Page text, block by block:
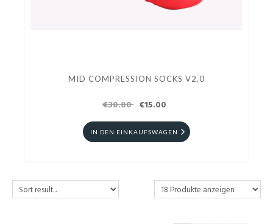
MID COMPRESSION SOCKS V2.0
€30.00 €15.00
IN DEN EINKAUFSWAGEN